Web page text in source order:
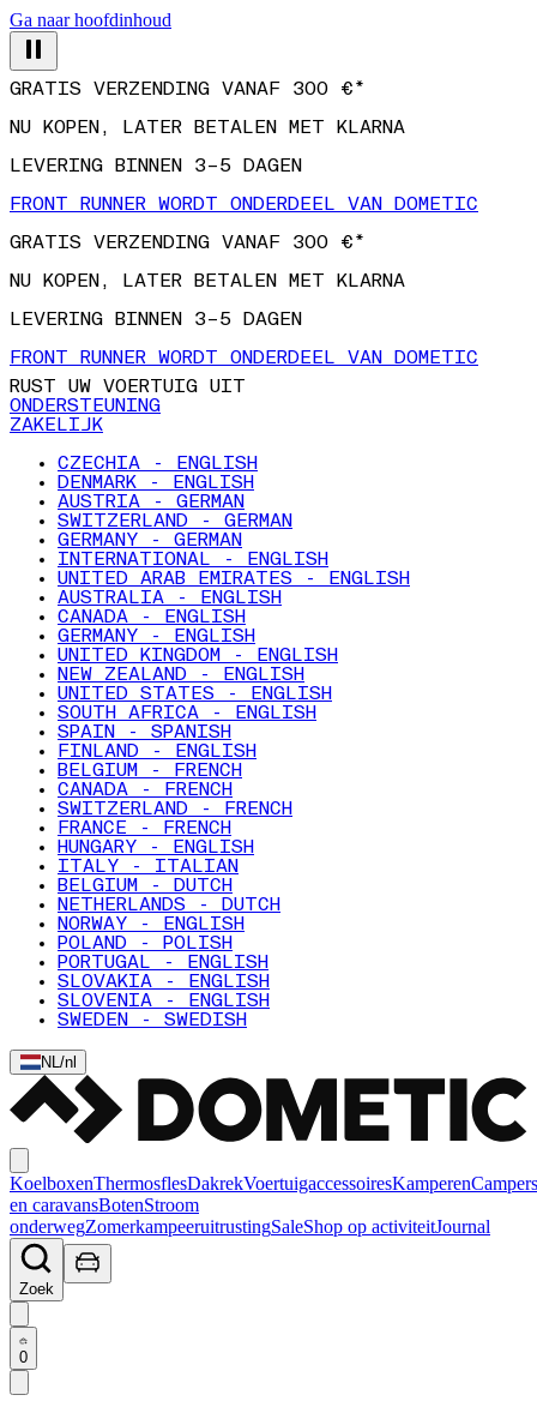
Ga naar hoofdinhoud
NU KOPEN, LATER BETALEN MET KLARNA
LEVERING BINNEN 3–5 DAGEN
FRONT RUNNER WORDT ONDERDEEL VAN DOMETIC
GRATIS VERZENDING VANAF 300 €*
NU KOPEN, LATER BETALEN MET KLARNA
LEVERING BINNEN 3–5 DAGEN
FRONT RUNNER WORDT ONDERDEEL VAN DOMETIC
RUST UW VOERTUIG UIT
ONDERSTEUNING
ZAKELIJK
CZECHIA - ENGLISH
DENMARK - ENGLISH
AUSTRIA - GERMAN
SWITZERLAND - GERMAN
GERMANY - GERMAN
INTERNATIONAL - ENGLISH
UNITED ARAB EMIRATES - ENGLISH
AUSTRALIA - ENGLISH
CANADA - ENGLISH
GERMANY - ENGLISH
UNITED KINGDOM - ENGLISH
NEW ZEALAND - ENGLISH
UNITED STATES - ENGLISH
SOUTH AFRICA - ENGLISH
SPAIN - SPANISH
FINLAND - ENGLISH
BELGIUM - FRENCH
CANADA - FRENCH
SWITZERLAND - FRENCH
FRANCE - FRENCH
HUNGARY - ENGLISH
ITALY - ITALIAN
BELGIUM - DUTCH
NETHERLANDS - DUTCH
NORWAY - ENGLISH
POLAND - POLISH
PORTUGAL - ENGLISH
SLOVAKIA - ENGLISH
SLOVENIA - ENGLISH
SWEDEN - SWEDISH
NL/nl
KoelboxenThermosflesDakrekVoertuigaccessoiresKamperenCampers
en caravansBotenStroom
onderwegZomerkampeeruitrustingSaleShop op activiteitJournal
Zoek
0